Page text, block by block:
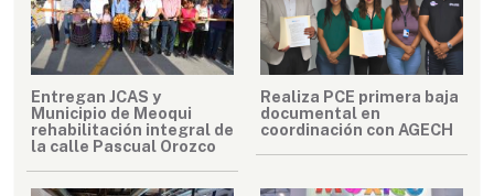
Entregan JCAS y
Municipio de Meoqui
rehabilitación integral de
la calle Pascual Orozco
Realiza PCE primera baja
documental en
coordinación con AGECH